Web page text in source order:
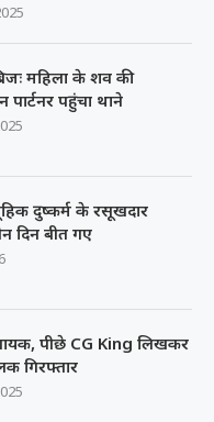
महिला के शव की
पार्टनर पहुंचा थाने
दुष्कर्म के रसूखदार
दिन बीत गए
पीछे CG King लिखकर
गिरफ्तार